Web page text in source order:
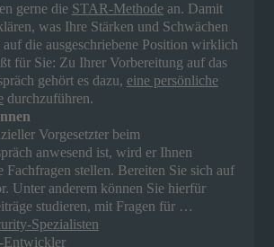
gerne die STAR-Methodean. Damit
was Ihre Stärken und Schwächen
die ausgeschriebene Position wirklich
für Sie: Zu Ihrer Vorbereitung auf das
gehört es dazu, eine persönliche
durchzuführen.
Vorgesetzter beim
anwesend ist, wird er Ihnen
Fachfragen stellen. Bereiten Sie sich auf
Unter anderem können Sie hierfür
studieren, mit Fragen für …
Spezialisten
Entwickler